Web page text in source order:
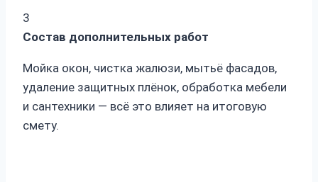
3
Состав дополнительных работ
Мойка окон, чистка жалюзи, мытьё фасадов,
удаление защитных плёнок, обработка мебели
и сантехники — всё это влияет на итоговую
смету.